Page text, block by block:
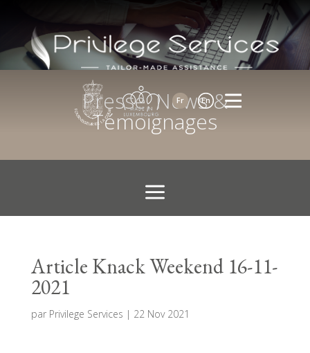
Fr En
Presse, News &
Témoignages
Article Knack Weekend 16-11-
2021
par Privilege Services | 22 Nov 2021